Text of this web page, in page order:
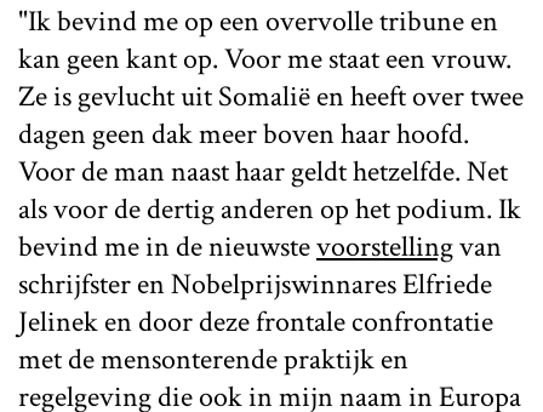
"Ik bevind me op een overvolle tribune en
kan geen kant op. Voor me staat een vrouw.
Ze is gevlucht uit Somalië en heeft over twee
dagen geen dak meer boven haar hoofd.
Voor de man naast haar geldt hetzelfde. Net
als voor de dertig anderen op het podium. Ik
bevind me in de nieuwstevoorstellingvan
schrijfster en Nobelprijswinnares Elfriede
Jelinek en door deze frontale confrontatie
met de mensonterende praktijk en
regelgeving die ook in mijn naam in Europa